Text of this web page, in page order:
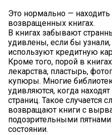
Это нормально —
возвращенных книгах.
В книгах забывают
удивлены, если бы
используют кредитную
Кроме того, порой в
лекарства, пластырь,
купюры. Многие
удивляются, когда
страниц. Такое случается
возвращают книги с
подозрительными
состоянии.